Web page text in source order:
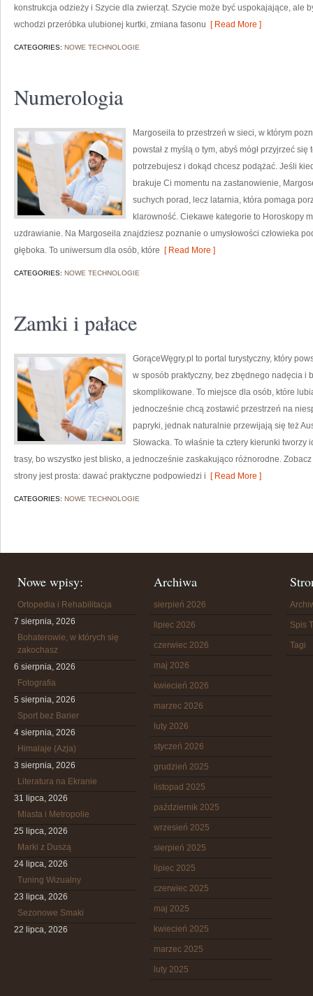
konstrukcja odzieży i Szycie dla zwierząt. Szycie może być uspokajające, ale
wchodzi przeróbka ulubionej kurtki, zmiana fasonu [ Read More ]
CATEGORIES: NOWE TECHNOLOGIE
Numerologia
Margoseila to przestrzeń w sieci, w którym
powstał z myślą o tym, abyś mógł przyjrzeć
potrzebujesz i dokąd chcesz podążać. Jeśli
brakuje Ci momentu na zastanowienie,
suchych porad, lecz latarnia, która pomaga
klarowność. Ciekawe kategorie to Horoskopy
uzdrawianie. Na Margoseila znajdziesz poznanie o umysłowości człowieka
głęboka. To uniwersum dla osób, które [ Read More ]
CATEGORIES: NOWE TECHNOLOGIE
Zamki i pałace
GorąceWęgry.pl to portal turystyczny, który
w sposób praktyczny, bez zbędnego nadęcia i
skomplikowane. To miejsce dla osób, które
jednocześnie chcą zostawić przestrzeń na
papryki, jednak naturalnie przewijają się też
Słowacka. To właśnie ta cztery kierunki
trasy, bo wszystko jest blisko, a jednocześnie zaskakująco różnorodne.
strony jest prosta: dawać praktyczne podpowiedzi i [ Read More ]
CATEGORIES: NOWE TECHNOLOGIE
Nowe wpisy:
Ortopedia i Rehabilitacja
7 sierpnia, 2026
Bohaterowie, w których się
zakochasz
6 sierpnia, 2026
Fotografia
5 sierpnia, 2026
Sport bez Barier
4 sierpnia, 2026
Himalaje (Azja)
3 sierpnia, 2026
Literatura na Ekranie
31 lipca, 2026
Miasta i Metropolie
25 lipca, 2026
Marki z Duszą
24 lipca, 2026
Tuning Wizualny
23 lipca, 2026
Sezonowe Smaki
22 lipca, 2026
Archiwa
sierpień 2026
lipiec 2026
czerwiec 2026
maj 2026
kwiecień 2026
marzec 2026
luty 2026
styczeń 2026
grudzień 2025
listopad 2025
październik 2025
wrzesień 2025
sierpień 2025
lipiec 2025
czerwiec 2025
maj 2025
kwiecień 2025
marzec 2025
luty 2025
Spis
Tagi